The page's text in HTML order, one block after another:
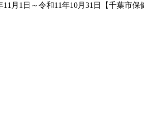
月1日～令和11年10月31日【千葉市保